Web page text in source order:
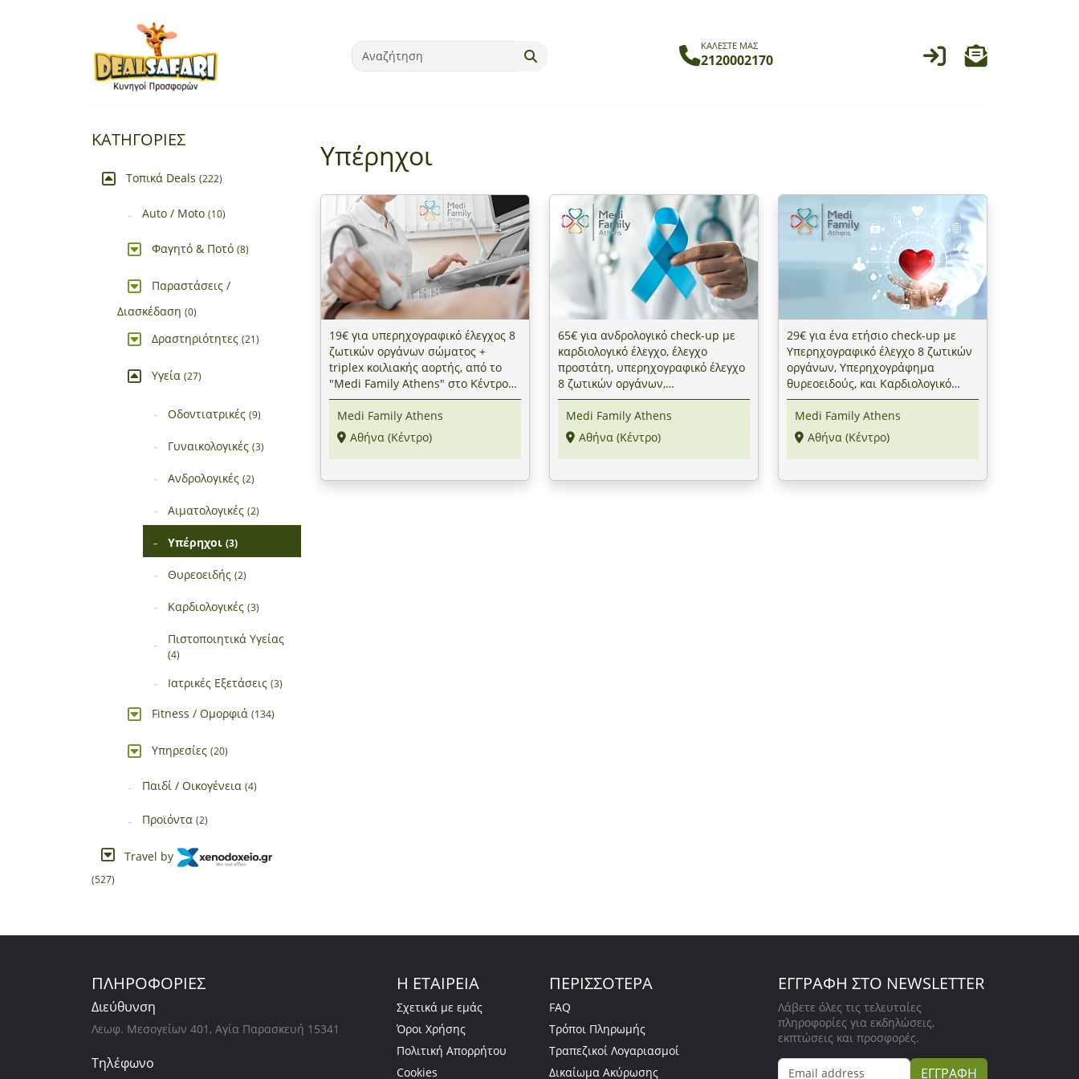
ΚΑΛΕΣΤΕ ΜΑΣ
2120002170
ΚΑΤΗΓΟΡΙΕΣ
Τοπικά Deals (222)
Auto / Moto (10)
Φαγητό & Ποτό (8)
Παραστάσεις /
Διασκέδαση (0)
Δραστηριότητες (21)
Υγεία (27)
Οδοντιατρικές (9)
Γυναικολογικές (3)
Ανδρολογικές (2)
Αιματολογικές (2)
Υπέρηχοι (3)
Θυρεοειδής (2)
Καρδιολογικές (3)
Πιστοποιητικά Υγείας
(4)
Ιατρικές Εξετάσεις (3)
Fitness / Ομορφιά (134)
Υπηρεσίες (20)
Παιδί / Οικογένεια (4)
Προϊόντα (2)
Travel by
(527)
Υπέρηχοι
19€ για υπερηχογραφικό έλεγχος 8
ζωτικών οργάνων σώματος +
triplex κοιλιακής αορτής, από το
"Medi Family Athens" στο Κέντρο
(Μουσείο Αθηνών)
Medi Family Athens
Αθήνα (Κέντρο)
65€ για ανδρολογικό check-up με
καρδιολογικό έλεγχο, έλεγχο
προστάτη, υπερηχογραφικό έλεγχο
8 ζωτικών οργάνων,
υπερηχογράφημα θυρεοειδούς &
κλινική εξέταση-διάγνωση-αγωγή
από ειδικό ιατρό, από το "Medi
Family Athens" στο Κέντρο
(Μουσείο Αθηνών)
Medi Family Athens
Αθήνα (Κέντρο)
29€ για ένα ετήσιο check-up με
Υπερηχογραφικό έλεγχο 8 ζωτικών
οργάνων, Υπερηχογράφημα
θυρεοειδούς, και Καρδιολογικό
Έλεγχο, από το "Medi Family
Athens" στο Κέντρο (Μουσείο
Αθηνών)
Medi Family Athens
Αθήνα (Κέντρο)
ΠΛΗΡΟΦΟΡΙΕΣ
Διεύθυνση
Λεωφ. Μεσογείων 401, Αγία Παρασκευή 15341
Τηλέφωνο
Η ΕΤΑΙΡΕΙΑ
Σχετικά με εμάς
Όροι Χρήσης
Πολιτική Απορρήτου
Cookies
ΠΕΡΙΣΣΟΤΕΡΑ
FAQ
Τρόποι Πληρωμής
Τραπεζικοί Λογαριασμοί
Δικαίωμα Ακύρωσης
ΕΓΓΡΑΦΗ ΣΤΟ NEWSLETTER
Λάβετε όλες τις τελευταίες
πληροφορίες για εκδηλώσεις,
εκπτώσεις και προσφορές.
ΕΓΓΡΑΦΗ